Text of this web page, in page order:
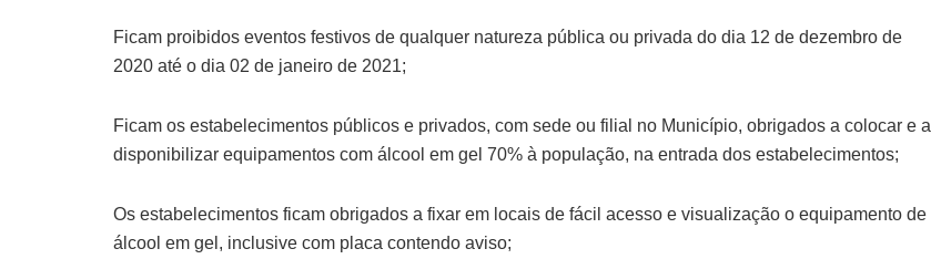
Ficam proibidos eventos festivos de qualquer natureza pública ou privada do dia 12 de dezembro de
2020 até o dia 02 de janeiro de 2021;
Ficam os estabelecimentos públicos e privados, com sede ou filial no Município, obrigados a colocar e a
disponibilizar equipamentos com álcool em gel 70% à população, na entrada dos estabelecimentos;
Os estabelecimentos ficam obrigados a fixar em locais de fácil acesso e visualização o equipamento de
álcool em gel, inclusive com placa contendo aviso;